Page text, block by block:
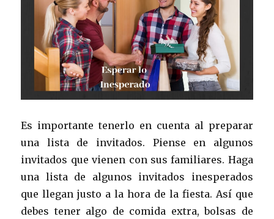
Es importante tenerlo en cuenta al preparar
una lista de invitados. Piense en algunos
invitados que vienen con sus familiares. Haga
una lista de algunos invitados inesperados
que llegan justo a la hora de la fiesta. Así que
debes tener algo de comida extra, bolsas de